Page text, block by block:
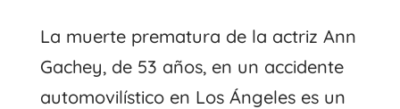
La muerte prematura de la actriz Ann
Gachey, de 53 años, en un accidente
automovilístico en Los Ángeles es un